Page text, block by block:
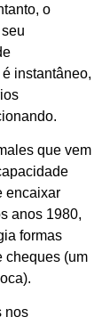
o
instantâneo,
que vem
encaixar
anos 1980,
formas
cheques (um
nos